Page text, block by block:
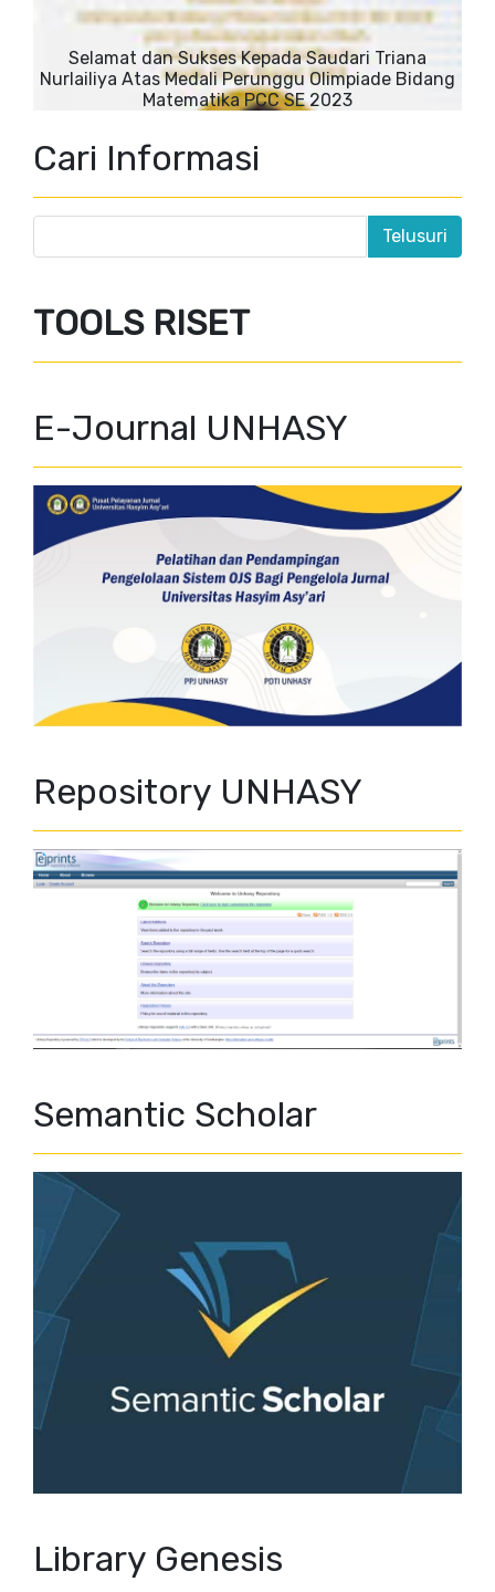
Selamat dan Sukses Kepada Saudari Triana
Nurlailiya Atas Medali Perunggu Olimpiade Bidang
Matematika PCC SE 2023
Cari Informasi
TOOLS RISET
E-Journal UNHASY
Repository UNHASY
Semantic Scholar
Library Genesis